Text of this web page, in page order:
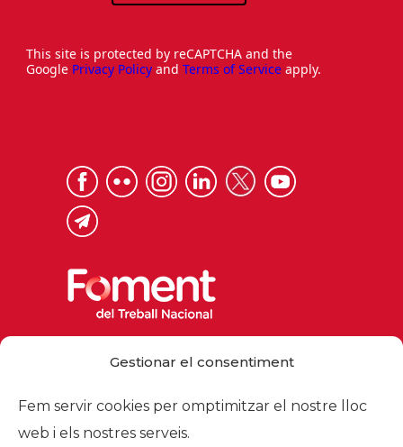
Gestionar el consentiment
Fem servir cookies per omptimitzar el nostre lloc
web i els nostres serveis.
This site is protected by reCAPTCHA and the
Google Privacy Policy and Terms of Service apply.
foment@foment.com